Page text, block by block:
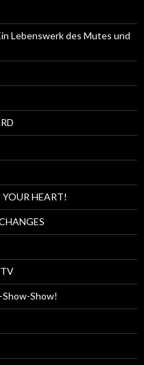
Lebenswerk des Mutes und
HEART!
Show!